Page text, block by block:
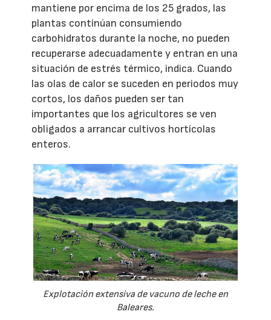
mantiene por encima de los 25 grados, las
plantas continúan consumiendo
carbohidratos durante la noche, no pueden
recuperarse adecuadamente y entran en una
situación de estrés térmico, indica. Cuando
las olas de calor se suceden en periodos muy
cortos, los daños pueden ser tan
importantes que los agricultores se ven
obligados a arrancar cultivos hortícolas
enteros.
Explotación extensiva de vacuno de leche en
Baleares.